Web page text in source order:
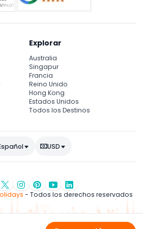
Explorar
Australia
Singapur
Francia
Reino Unido
Hong Kong
Estados Unidos
Todos los Destinos
USD
- Todos los derechos reservados